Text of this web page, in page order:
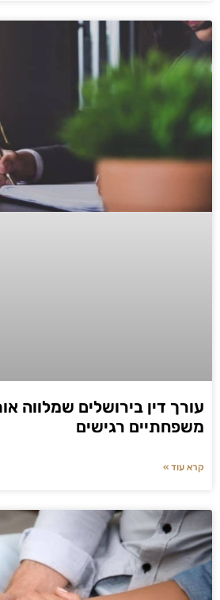
עורך דין בירושלים שמלווה
משפחתיים רגישים
קרא עוד »